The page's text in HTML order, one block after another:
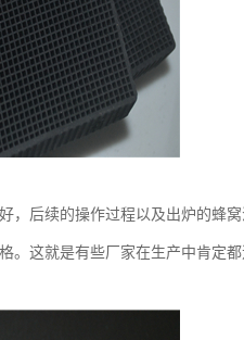
后续的操作过程以及出炉的蜂窝
。这就是有些厂家在生产中肯定